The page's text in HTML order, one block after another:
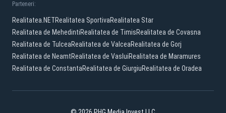
Parteneri:
Realitatea.NETRealitatea SportivaRealitatea Star
Realitatea de MehedintiRealitatea de TimisRealitatea de Covasna
Realitatea de TulceaRealitatea de ValceaRealitatea de Gorj
Realitatea de NeamtRealitatea de VasluiRealitatea de Maramures
Realitatea de ConstantaRealitatea de GiurgiuRealitatea de Oradea